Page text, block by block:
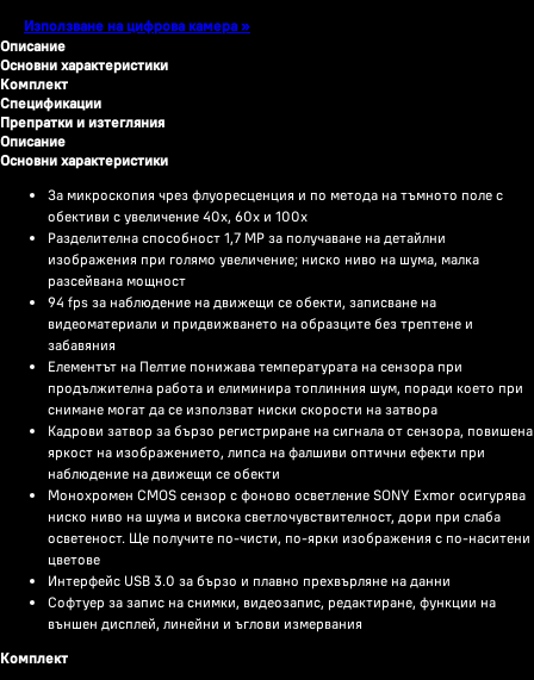
Използване на цифрова камера »
Описание
Основни характеристики
Комплект
Спецификации
Препратки и изтегляния
Описание
Основни характеристики
За микроскопия чрез флуоресценция и по метода на тъмното поле с
обективи с увеличение 40x, 60x и 100x
Разделителна способност 1,7 MP за получаване на детайлни
изображения при голямо увеличение; ниско ниво на шума, малка
разсейвана мощност
94 fps за наблюдение на движещи се обекти, записване на
видеоматериали и придвижването на образците без трептене и
забавяния
Елементът на Пелтие понижава температурата на сензора при
продължителна работа и елиминира топлинния шум, поради което при
снимане могат да се използват ниски скорости на затвора
Кадрови затвор за бързо регистриране на сигнала от сензора, повишена
яркост на изображението, липса на фалшиви оптични ефекти при
наблюдение на движещи се обекти
Монохромен CMOS сензор с фоново осветление SONY Exmor осигурява
ниско ниво на шума и висока светлочувствителност, дори при слаба
осветеност. Ще получите по-чисти, по-ярки изображения с по-наситени
цветове
Интерфейс USB 3.0 за бързо и плавно прехвърляне на данни
Софтуер за запис на снимки, видеозапис, редактиране, функции на
външен дисплей, линейни и ъглови измервания
Комплект